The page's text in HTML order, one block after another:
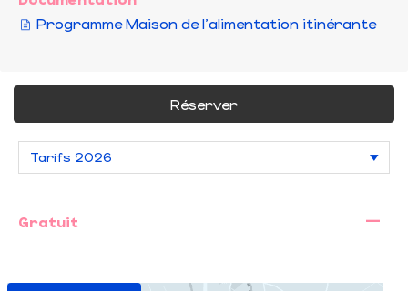
Programme Maison de l'alimentation itinérante
Réserver
Gratuit —